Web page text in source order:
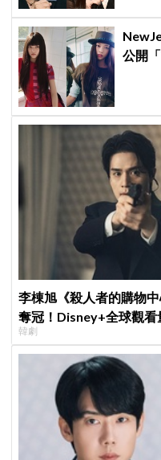
公開
李棟旭《殺人者的購物
奪冠！Disney+全球觀看
紀錄
韓劇